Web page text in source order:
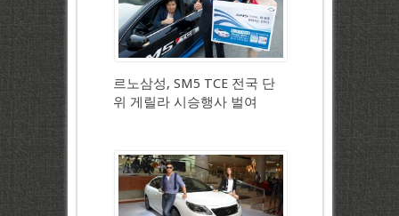
르노삼성, SM5 TCE 전국 단
위 게릴라 시승행사 벌여